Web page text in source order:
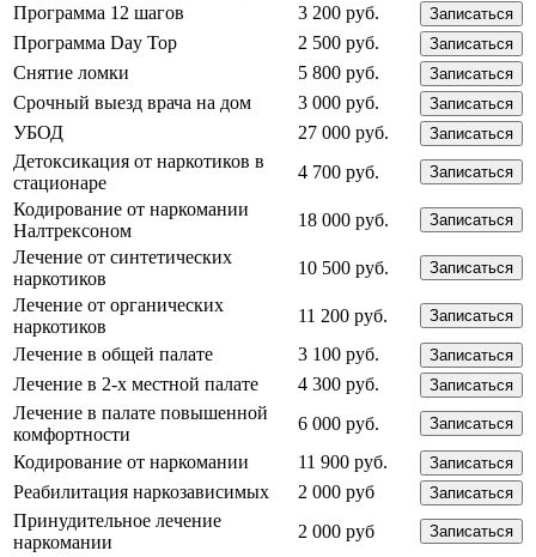
Программа 12 шагов 3 200 руб. Записаться
Программа Day Top 2 500 руб. Записаться
Снятие ломки 5 800 руб. Записаться
Срочный выезд врача на дом 3 000 руб. Записаться
УБОД 27 000 руб. Записаться
Детоксикация от наркотиков в
стационаре
4 700 руб. Записаться
Кодирование от наркомании
Налтрексоном
18 000 руб. Записаться
Лечение от синтетических
наркотиков
10 500 руб. Записаться
Лечение от органических
наркотиков
11 200 руб. Записаться
Лечение в общей палате 3 100 руб. Записаться
Лечение в 2-х местной палате 4 300 руб. Записаться
Лечение в палате повышенной
комфортности
6 000 руб. Записаться
Кодирование от наркомании 11 900 руб. Записаться
Реабилитация наркозависимых 2 000 руб Записаться
Принудительное лечение
наркомании
2 000 руб Записаться